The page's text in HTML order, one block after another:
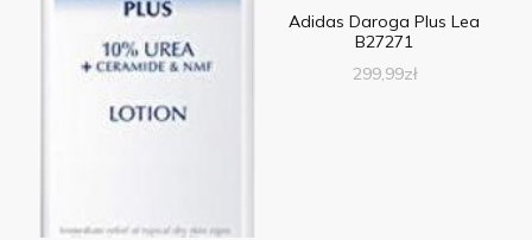
Adidas Daroga Plus Lea
B27271
299,99zł